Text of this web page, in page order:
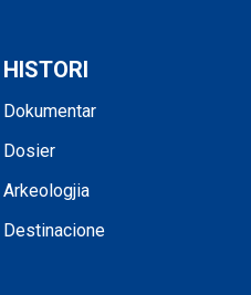
HISTORI
Dokumentar
Dosier
Arkeologjia
Destinacione